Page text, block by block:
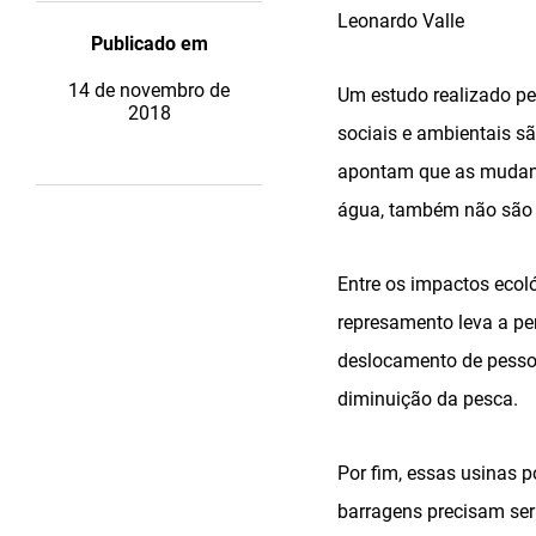
Publicado em
14 de novembro de
2018
Leonardo Valle
Um estudo realizado
sociais e ambientais
apontam que as
água, também não
Entre os impactos
represamento leva a
deslocamento de
diminuição da pesca.
Por fim, essas usinas
barragens precisam